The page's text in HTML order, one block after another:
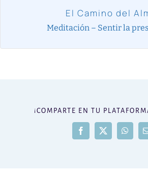
El Camino del
Meditación – Sentir la
¡COMPARTE EN TU
Facebook
X